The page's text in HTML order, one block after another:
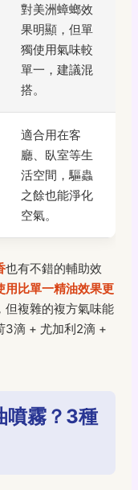
對美洲蟑螂效
果明顯，但單
獨使用氣味較
單一，建議混
搭。
適合用在客
廳、臥室等生
活空間，驅蟲
之餘也能淨化
空氣。
也有不錯的輔助效
用比單一精油效果更
但複雜的複方氣味能
3滴 + 尤加利2滴 +
噴霧？3種